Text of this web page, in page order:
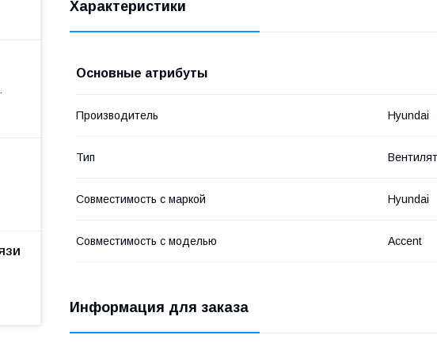
Характеристики
Основные атрибуты
Производитель Hyundai
Тип
Совместимость с маркой Hyundai
Совместимость с моделью Accent
Информация для заказа